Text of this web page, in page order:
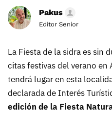
Pakus
Editor Senior
La Fiesta de la sidra es sin
citas festivas del verano en
tendrá lugar en esta
declarada de Interés
edición de la Fiesta